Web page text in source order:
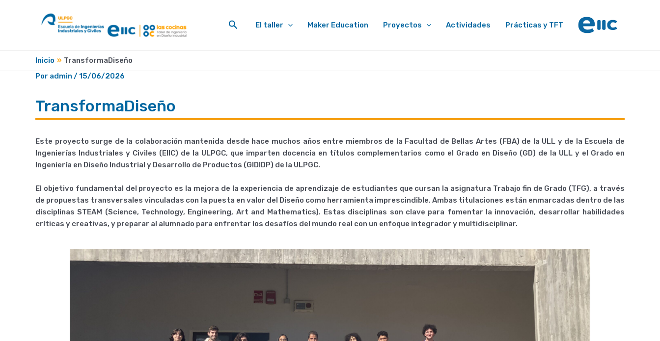
BuscarEl taller Maker Education Proyectos Actividades Prácticas y TFT
Inicio
TransformaDiseño
Por admin /15/06/2026
TransformaDiseño
Este proyecto surge de la colaboración mantenida desde hace muchos años entre miembros de la Facultad de Bellas Artes (FBA) de la ULL y de la Escuela de
Ingenierías Industriales y Civiles (EIIC) de la ULPGC, que imparten docencia en títulos complementarios como el Grado en Diseño (GD) de la ULL y el Grado en
Ingeniería en Diseño Industrial y Desarrollo de Productos (GIDIDP) de la ULPGC.
El objetivo fundamental del proyecto es la mejora de la experiencia de aprendizaje de estudiantes que cursan la asignatura Trabajo fin de Grado (TFG), a través
de propuestas transversales vinculadas con la puesta en valor del Diseño como herramienta imprescindible. Ambas titulaciones están enmarcadas dentro de las
disciplinas STEAM (Science, Technology, Engineering, Art and Mathematics). Estas disciplinas son clave para fomentar la innovación, desarrollar habilidades
críticas y creativas, y preparar al alumnado para enfrentar los desafíos del mundo real con un enfoque integrador y multidisciplinar.